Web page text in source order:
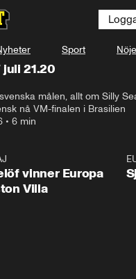
Sport Nöje
21.20
målen, allt om Silly
nå VM-finalen i Brasilien
• 6 min
vinner Europa
Villa